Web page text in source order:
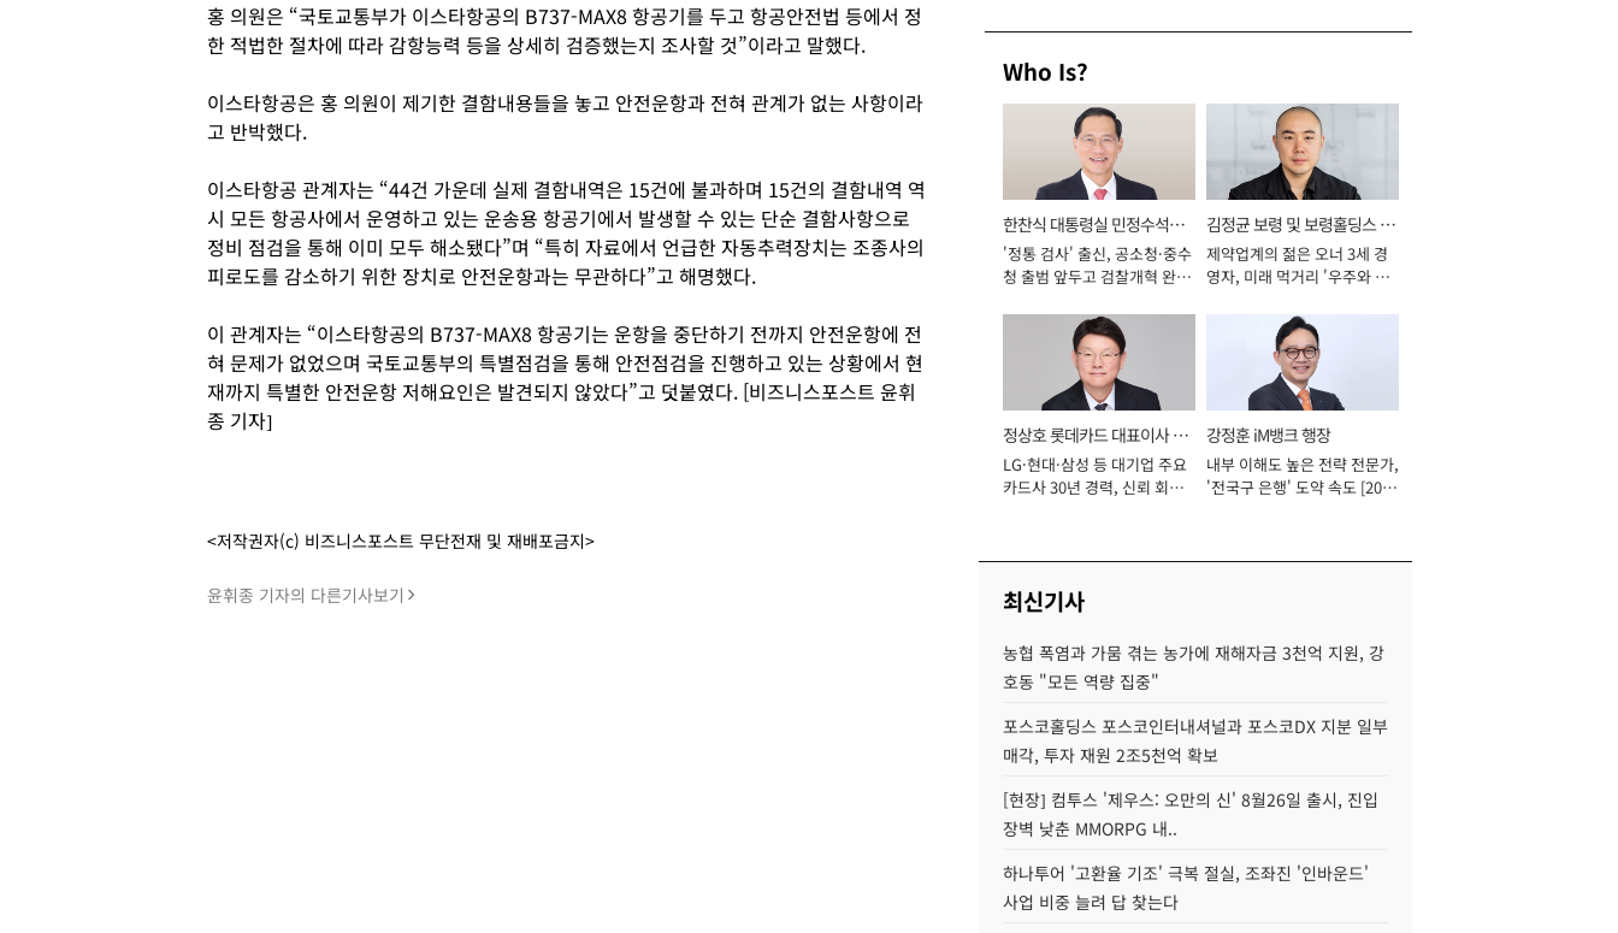
홍 의원은 “국토교통부가 이스타항공의 B737-MAX8 항공기를 두고 항공안전법 등에서 정
한 적법한 절차에 따라 감항능력 등을 상세히 검증했는지 조사할 것”이라고 말했다.
이스타항공은 홍 의원이 제기한 결함내용들을 놓고 안전운항과 전혀 관계가 없는 사항이라
고 반박했다.
이스타항공 관계자는 “44건 가운데 실제 결함내역은 15건에 불과하며 15건의 결함내역 역
시 모든 항공사에서 운영하고 있는 운송용 항공기에서 발생할 수 있는 단순 결함사항으로
정비 점검을 통해 이미 모두 해소됐다”며 “특히 자료에서 언급한 자동추력장치는 조종사의
피로도를 감소하기 위한 장치로 안전운항과는 무관하다”고 해명했다.
이 관계자는 “이스타항공의 B737-MAX8 항공기는 운항을 중단하기 전까지 안전운항에 전
혀 문제가 없었으며 국토교통부의 특별점검을 통해 안전점검을 진행하고 있는 상황에서 현
재까지 특별한 안전운항 저해요인은 발견되지 않았다”고 덧붙였다. [비즈니스포스트 윤휘
종 기자]
<저작권자(c) 비즈니스포스트 무단전재 및 재배포금지>
윤휘종 기자의 다른기사보기
Who Is?
한찬식 대통령실 민정수석비
서관
'정통 검사' 출신, 공소청·중수
청 출범 앞두고 검찰개혁 완수
김정균 보령 및 보령홀딩스 대
표이사 사장
제약업계의 젊은 오너 3세 경
영자, 미래 먹거리 '우주와 헬
정상호 롯데카드 대표이사 사
장
LG·현대·삼성 등 대기업 주요
카드사 30년 경력, 신뢰 회복
강정훈 iM뱅크 행장
내부 이해도 높은 전략 전문가,
'전국구 은행' 도약 속도 [2026
최신기사
농협 폭염과 가뭄 겪는 농가에 재해자금 3천억 지원, 강
호동 "모든 역량 집중"
포스코홀딩스 포스코인터내셔널과 포스코DX 지분 일부
매각, 투자 재원 2조5천억 확보
[현장] 컴투스 '제우스: 오만의 신' 8월26일 출시, 진입
장벽 낮춘 MMORPG 내..
하나투어 '고환율 기조' 극복 절실, 조좌진 '인바운드'
사업 비중 늘려 답 찾는다